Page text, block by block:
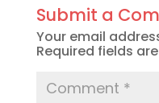
Submit a
Your email
Required fields